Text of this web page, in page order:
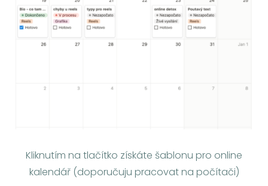
Kliknutím na tlačítko získáte šablonu pro online
kalendář (doporučuju pracovat na počítači)